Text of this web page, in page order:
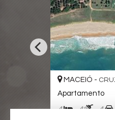
MACEIÓ -
Apartamento
4 4 4